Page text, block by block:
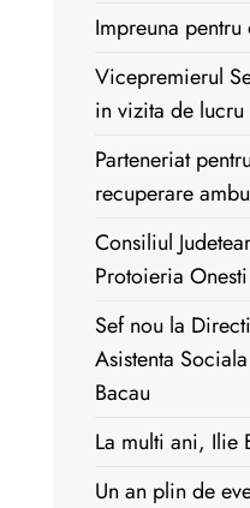
Impreuna
Vicepremierul
in vizita de lucru
Parteneriat
recuperare
Consiliul
Protoieria Onesti
Sef nou la
Asistenta
Bacau
La multi ani, Ilie
Un an plin de